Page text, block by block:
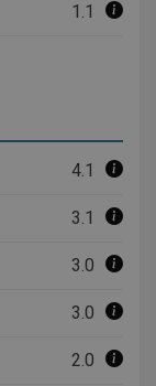
1.1
4.1
3.1
3.0
3.0
2.0